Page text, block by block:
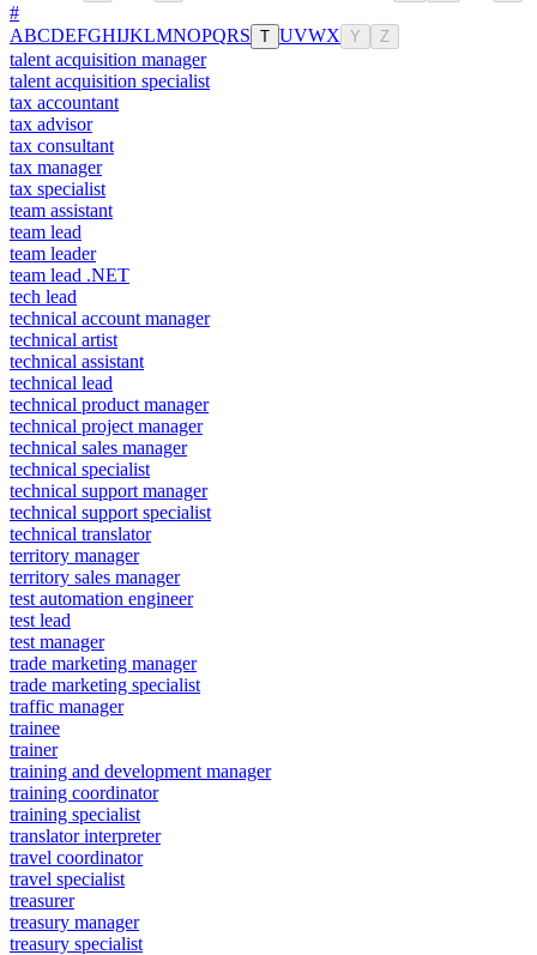
#
ABCDEFGHIJKLMNOPQRS T UVWX Y Z
talent acquisition manager
talent acquisition specialist
tax accountant
tax advisor
tax consultant
tax manager
tax specialist
team assistant
team lead
team leader
team lead .NET
tech lead
technical account manager
technical artist
technical assistant
technical lead
technical product manager
technical project manager
technical sales manager
technical specialist
technical support manager
technical support specialist
technical translator
territory manager
territory sales manager
test automation engineer
test lead
test manager
trade marketing manager
trade marketing specialist
traffic manager
trainee
trainer
training and development manager
training coordinator
training specialist
translator interpreter
travel coordinator
travel specialist
treasurer
treasury manager
treasury specialist